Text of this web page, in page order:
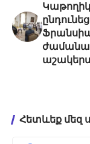
ընդունեց
Հետևեք մեզ